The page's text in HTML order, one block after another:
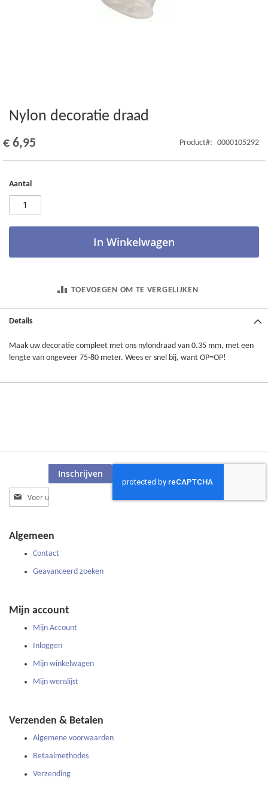
Ga
naar
het
begin
van
afbeeldingen-
gallerij
Nylon decoratie draad
€ 6,95 Product 0000105292
Aantal
In Winkelwagen
TOEVOEGEN OM TE VERGELIJKEN
Details
Maak uw decoratie compleet met ons nylondraad van 0.35 mm, met een
lengte van ongeveer 75-80 meter. Wees er snel bij, want OP=OP!
Abonneer
u
nieuwsbrief
Inschrijven
Algemeen
Contact
Geavanceerd zoeken
Mijn account
Mijn Account
Inloggen
Mijn winkelwagen
Mijn wenslijst
Verzenden & Betalen
Algemene voorwaarden
Betaalmethodes
Verzending